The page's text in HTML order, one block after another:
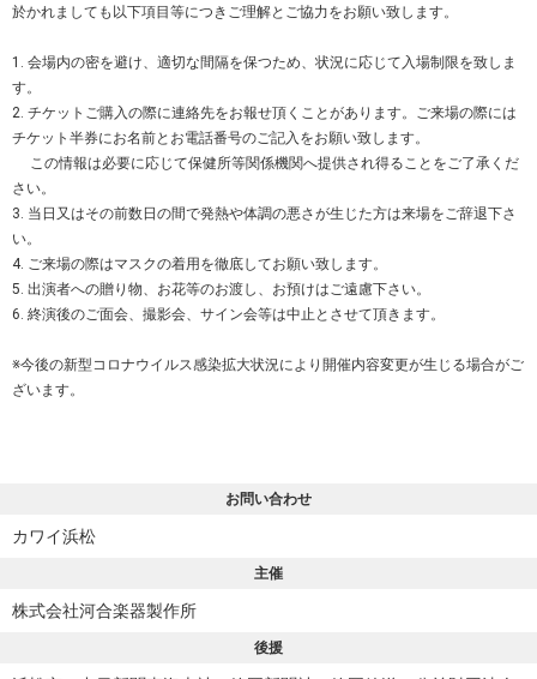
於かれましても以下項目等につきご理解とご協力をお願い致します。
1. 会場内の密を避け、適切な間隔を保つため、状況に応じて入場制限を致しま
す。
2. チケットご購入の際に連絡先をお報せ頂くことがあります。ご来場の際には
チケット半券にお名前とお電話番号のご記入をお願い致します。
この情報は必要に応じて保健所等関係機関へ提供され得ることをご了承くだ
さい。
3. 当日又はその前数日の間で発熱や体調の悪さが生じた方は来場をご辞退下さ
い。
4. ご来場の際はマスクの着用を徹底してお願い致します。
5. 出演者への贈り物、お花等のお渡し、お預けはご遠慮下さい。
6. 終演後のご面会、撮影会、サイン会等は中止とさせて頂きます。
※今後の新型コロナウイルス感染拡大状況により開催内容変更が生じる場合がご
ざいます。
お問い合わせ
カワイ浜松
主催
株式会社河合楽器製作所
後援